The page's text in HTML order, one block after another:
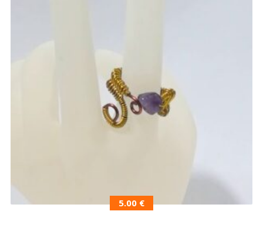
5.00 €